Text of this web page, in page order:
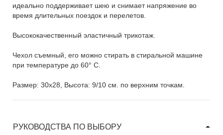
идеально поддерживает шею и снимает напряжение во
время длительных поездок и перелетов.
Высококачественный эластичный трикотаж.
Чехол съемный, его можно стирать в стиральной машине
при температуре до 60° C.
Размер: 30x28, Высота: 9/10 см. по верхним точкам.
РУКОВОДСТВА ПО ВЫБОРУ